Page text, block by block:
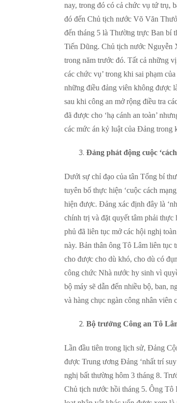
nay, trong đó có cả chức vụ tứ trụ,
đó đến Chủ tịch nước Võ Văn
đến tháng 5 là Thường trực Ban
Tiến Dũng. Chủ tịch nước Nguyễn
trong năm trước đó. Tất cả những
các chức vụ’ trong khi sai phạm
những điều đảng viên không được
sau khi công an mở rộng điều tra
đã được cho ‘hạ cánh an toàn’
các mức án kỷ luật của Đảng trong
Đảng phát động cuộc
Dưới sự chỉ đạo của tân Tổng bí
tuyên bố thực hiện ‘cuộc cách
hiện được. Đảng xác định đây là
chính trị và đặt quyết tâm phải
phủ đã liên tục mở các hội nghị
này. Bản thân ông Tô Lâm liên tục
cho được cho dù khó, cho dù có
công chức Nhà nước hy sinh vì
bộ máy sẽ dẫn đến nhiều bộ, ban,
và hàng chục ngàn công nhân viên
Bộ trưởng Công an Tô
Lần đầu tiên trong lịch sử, Đảng
được Trung ương Đảng ‘nhất trí
nghị bất thường hôm 3 tháng 8.
Chủ tịch nước hồi tháng 5. Ông Tô